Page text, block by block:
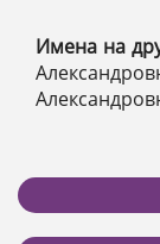
Имена на